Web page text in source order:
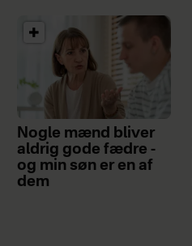
Nogle mænd bliver
aldrig gode fædre -
og min søn er en af
dem